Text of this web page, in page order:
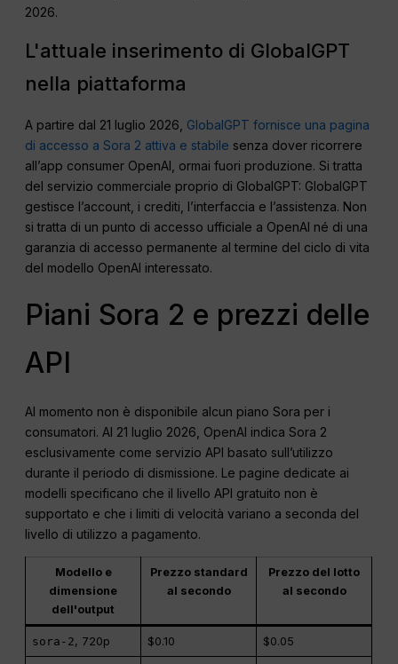
2026.
L'attuale inserimento di GlobalGPT
nella piattaforma
A partire dal 21 luglio 2026, GlobalGPT fornisce una pagina
di accesso a Sora 2 attiva e stabile senza dover ricorrere
all’app consumer OpenAI, ormai fuori produzione. Si tratta
del servizio commerciale proprio di GlobalGPT: GlobalGPT
gestisce l’account, i crediti, l’interfaccia e l’assistenza. Non
si tratta di un punto di accesso ufficiale a OpenAI né di una
garanzia di accesso permanente al termine del ciclo di vita
del modello OpenAI interessato.
Piani Sora 2 e prezzi delle
API
Al momento non è disponibile alcun piano Sora per i
consumatori. Al 21 luglio 2026, OpenAI indica Sora 2
esclusivamente come servizio API basato sull’utilizzo
durante il periodo di dismissione. Le pagine dedicate ai
modelli specificano che il livello API gratuito non è
supportato e che i limiti di velocità variano a seconda del
livello di utilizzo a pagamento.
Modello e
dimensione
dell'output
Prezzo standard
al secondo
Prezzo del lotto
al secondo
sora-2, 720p $0.10 $0.05